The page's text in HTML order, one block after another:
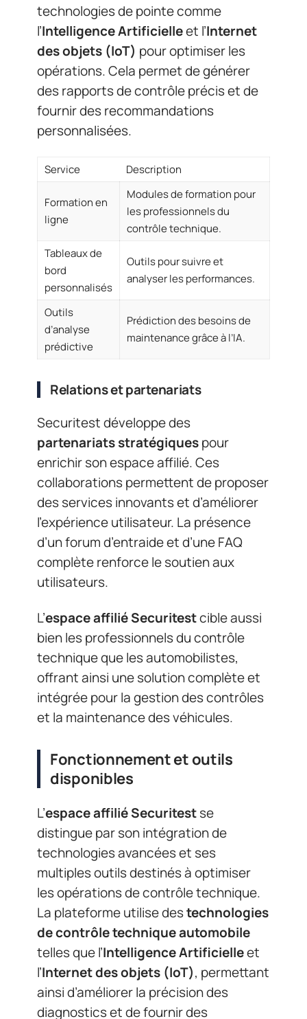
technologies de pointe comme
l’Intelligence Artificielleet l’Internet
des objets (IoT) pour optimiser les
opérations. Cela permet de générer
des rapports de contrôle précis et de
fournir des recommandations
personnalisées.
Service Description
Formation en
ligne
Modules de formation pour
les professionnels du
contrôle technique.
Tableaux de
bord
personnalisés
Outils pour suivre et
analyser les performances.
Outils
d’analyse
prédictive
Prédiction des besoins de
maintenance grâce à l’IA.
Relations et partenariats
Securitest développe des
partenariats stratégiquespour
enrichir son espace affilié. Ces
collaborations permettent de proposer
des services innovants et d’améliorer
l’expérience utilisateur. La présence
d’un forum d’entraide et d’une FAQ
complète renforce le soutien aux
utilisateurs.
L’espace affilié Securitestcible aussi
bien les professionnels du contrôle
technique que les automobilistes,
offrant ainsi une solution complète et
intégrée pour la gestion des contrôles
et la maintenance des véhicules.
Fonctionnement et outils
disponibles
L’espace affilié Securitestse
distingue par son intégration de
technologies avancées et ses
multiples outils destinés à optimiser
les opérations de contrôle technique.
La plateforme utilise destechnologies
de contrôle technique automobile
telles que l’Intelligence Artificielleet
l’Internet des objets (IoT), permettant
ainsi d’améliorer la précision des
diagnostics et de fournir des